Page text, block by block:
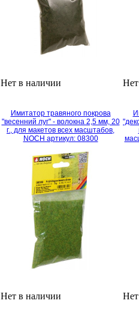
Нет в наличии
Имитатор травяного покрова
"весенний луг" - волокна 2,5 мм, 20
г., для макетов всех масштабов,
NOCH артикул: 08300
Нет в наличии